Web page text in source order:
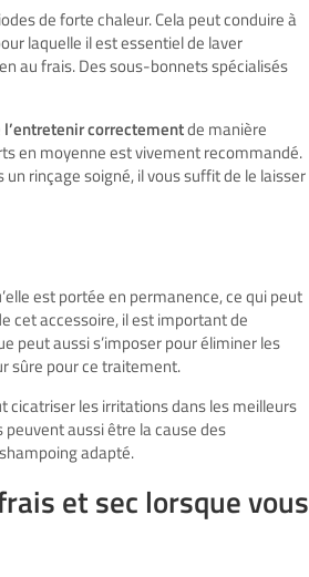
de forte chaleur. Cela peut conduire à
laquelle il est essentiel de laver
au frais. Des sous-bonnets spécialisés
l’entretenir correctementde manière
en moyenne est vivement recommandé.
rinçage soigné, il vous suffit de le laisser
est portée en permanence, ce qui peut
cet accessoire, il est important de
peut aussi s’imposer pour éliminer les
sûre pour ce traitement.
cicatriser les irritations dans les meilleurs
aussi être la cause des
adapté.
et sec lorsque vous